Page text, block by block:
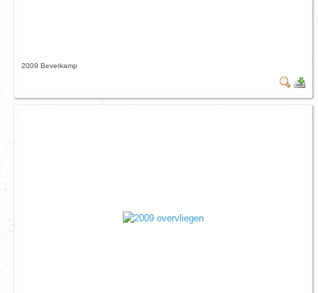
2009 Beverkamp